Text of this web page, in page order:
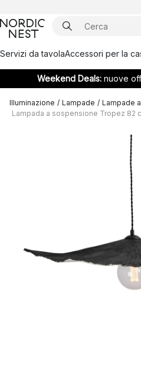
Servizi da tavolaAccessori per la
Weekend Deals: nuove
Illuminazione / Lampade / Lampade
Lampada a sospensione Tropez 82